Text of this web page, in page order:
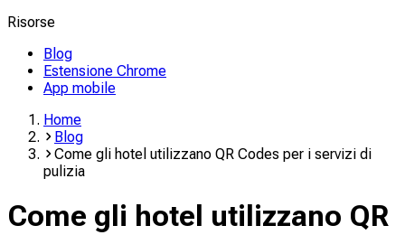
Risorse
Blog
Estensione Chrome
App mobile
Home
Blog
Come gli hotel utilizzano QR Codes per i servizi di
pulizia
Come gli hotel utilizzano QR